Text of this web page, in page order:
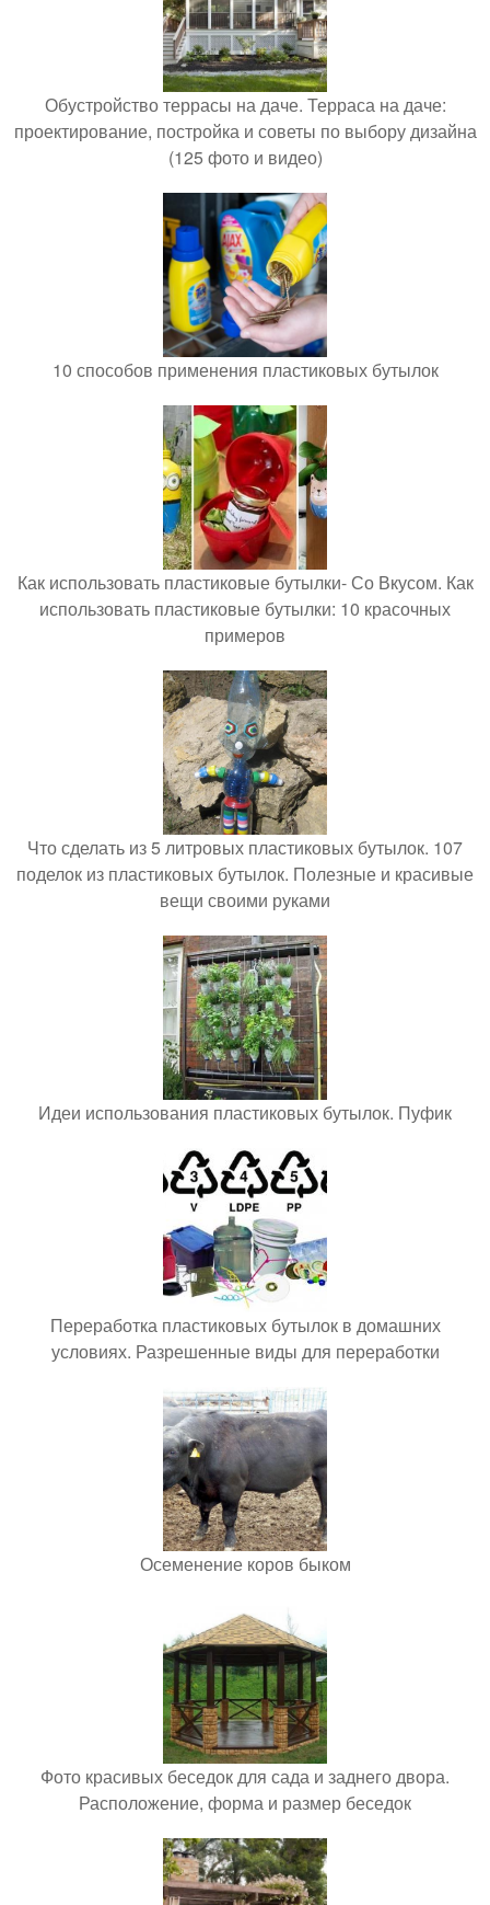
Обустройство террасы на даче. Терраса на даче:
проектирование, постройка и советы по выбору дизайна
(125 фото и видео)
10 способов применения пластиковых бутылок
Как использовать пластиковые бутылки- Со Вкусом. Как
использовать пластиковые бутылки: 10 красочных
примеров
Что сделать из 5 литровых пластиковых бутылок. 107
поделок из пластиковых бутылок. Полезные и красивые
вещи своими руками
Идеи использования пластиковых бутылок. Пуфик
Переработка пластиковых бутылок в домашних
условиях. Разрешенные виды для переработки
Осеменение коров быком
Фото красивых беседок для сада и заднего двора.
Расположение, форма и размер беседок